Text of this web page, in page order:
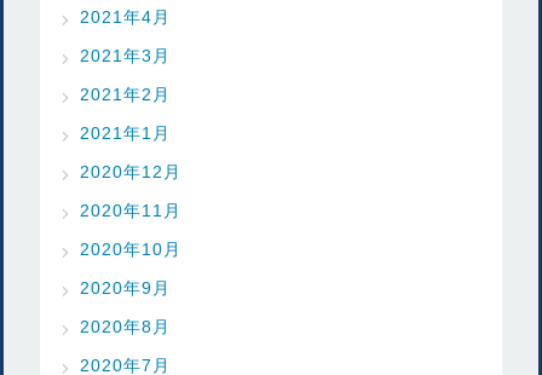
2021年4月
2021年3月
2021年2月
2021年1月
2020年12月
2020年11月
2020年10月
2020年9月
2020年8月
2020年7月